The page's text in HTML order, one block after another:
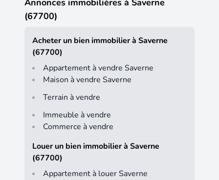
Annonces immobilières à Saverne
(67700)
Acheter un bien immobilier à Saverne
(67700)
Appartement à vendre Saverne
Maison à vendre Saverne
Terrain à vendre
Immeuble à vendre
Commerce à vendre
Louer un bien immobilier à Saverne
(67700)
Appartement à louer Saverne